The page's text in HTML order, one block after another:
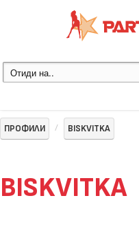
ПРОФИЛИ BISKVITKA
BISKVITKA